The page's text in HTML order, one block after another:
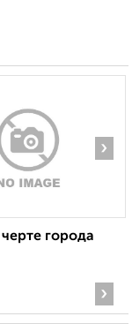
›
города
›